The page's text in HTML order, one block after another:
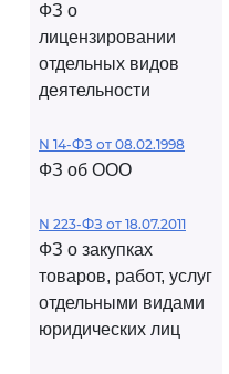
ФЗ о
лицензировании
отдельных видов
деятельности
N 14-ФЗ от 08.02.1998
ФЗ об ООО
N 223-ФЗ от 18.07.2011
ФЗ о закупках
товаров, работ, услуг
отдельными видами
юридических лиц